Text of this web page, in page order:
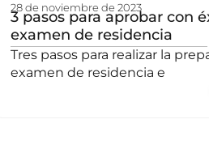
28 de noviembre de 2023
3 pasos para aprobar con
examen de residencia
Tres pasos para realizar la
examen de residencia e